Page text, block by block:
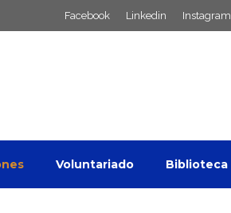
Facebook Linkedin Instagram
Voluntariado Biblioteca